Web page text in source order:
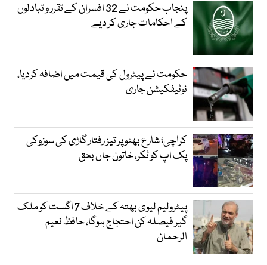
پنجاب حکومت نے 32 افسران کے تقرر و تبادلوں
کے احکامات جاری کر دیے
حکومت نے پیٹرول کی قیمت میں اضافہ کردیا،
نوٹیفکیشن جاری
کراچی؛ شارع بھٹو پر تیز رفتار گاڑی کی سوزوکی
پک اپ کو ٹکر، خاتون جاں بحق
پیٹرولیم لیوی بھتہ کے خلاف 7 اگست کو ملک
گیر فیصلہ کن احتجاج ہوگا، حافظ نعیم
الرحمان